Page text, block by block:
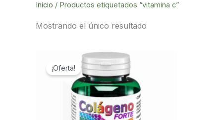
Inicio / Productos etiquetados “vitamina c”
Mostrando el único resultado
¡Oferta!